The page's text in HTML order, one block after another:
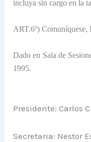
incluya sin cargo en la
ART.6º) Comuníquese,
Dado en Sala de
1995.
Presidente: Carlos
Secretaria: Nestor